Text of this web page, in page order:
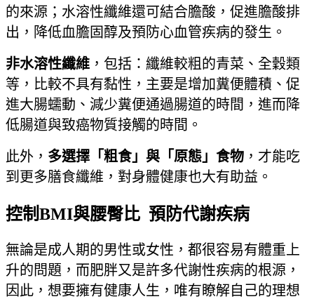
的來源；水溶性纖維還可結合膽酸，促進膽酸排
出，降低血膽固醇及預防心血管疾病的發生。
非水溶性纖維 ，包括：纖維較粗的青菜、全穀類
等，比較不具有黏性，主要是增加糞便體積、促
進大腸蠕動、減少糞便通過腸道的時間，進而降
低腸道與致癌物質接觸的時間。
此外， 多選擇「粗食」與「原態」食物 ，才能吃
到更多膳食纖維，對身體健康也大有助益。
控制BMI與腰臀比 預防代謝疾病
無論是成人期的男性或女性，都很容易有體重上
升的問題，而肥胖又是許多代謝性疾病的根源，
因此，想要擁有健康人生，唯有瞭解自己的理想